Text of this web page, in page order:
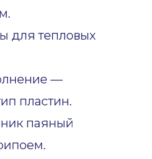
для тепловых
—
пластин.
паяный